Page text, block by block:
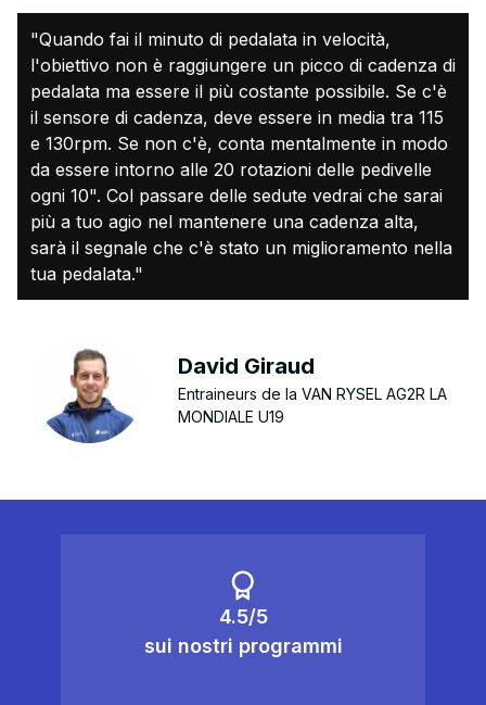
"Quando fai il minuto di pedalata in velocità,
l'obiettivo non è raggiungere un picco di cadenza di
pedalata ma essere il più costante possibile. Se c'è
il sensore di cadenza, deve essere in media tra 115
e 130rpm. Se non c'è, conta mentalmente in modo
da essere intorno alle 20 rotazioni delle pedivelle
ogni 10". Col passare delle sedute vedrai che sarai
più a tuo agio nel mantenere una cadenza alta,
sarà il segnale che c'è stato un miglioramento nella
tua pedalata."
David Giraud
Entraineurs de la VAN RYSEL AG2R LA
MONDIALE U19
4.5/5
sui nostri programmi